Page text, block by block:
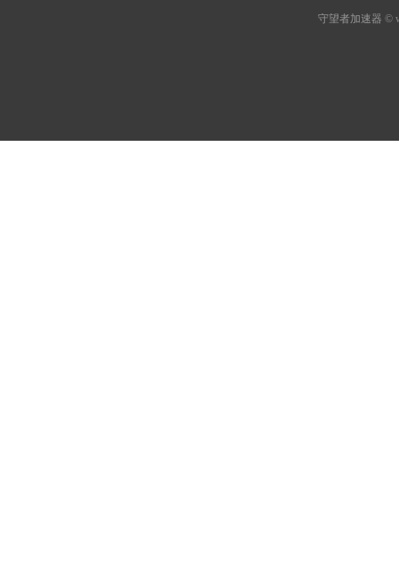
守望者加速器 ©